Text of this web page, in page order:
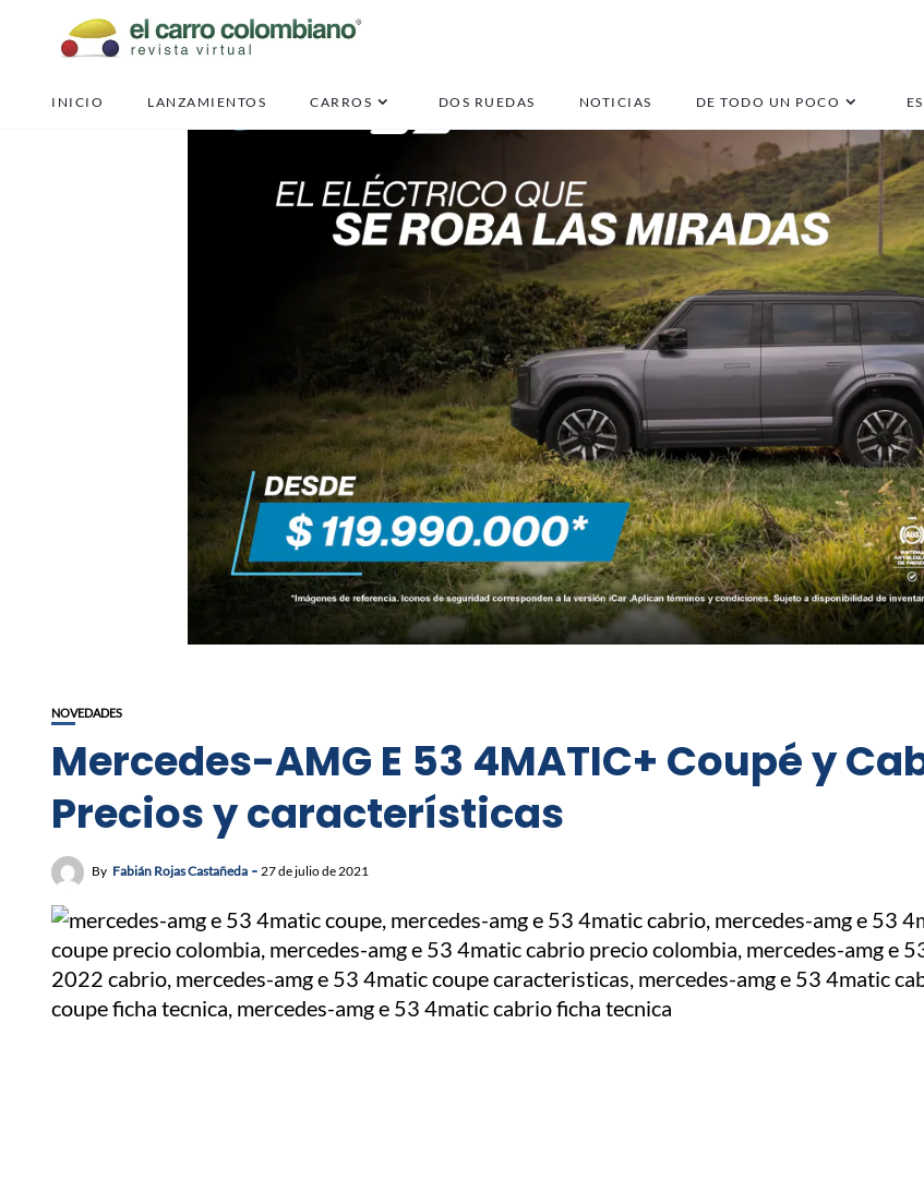
INICIO LANZAMIENTOS CARROS DOS RUEDAS NOTICIAS DE TODO UN POCO
NOVEDADES
Mercedes-AMG E 53 4MATIC+ Coupé y
Precios y características
By Fabián Rojas Castañeda 27 de julio de 2021